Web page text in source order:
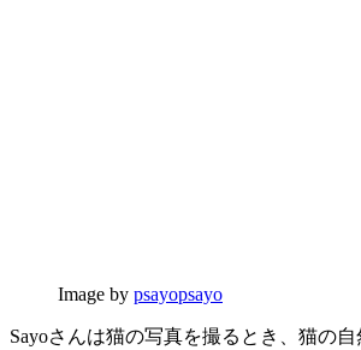
Image by psayopsayo
Sayoさんは猫の写真を撮るとき、猫の